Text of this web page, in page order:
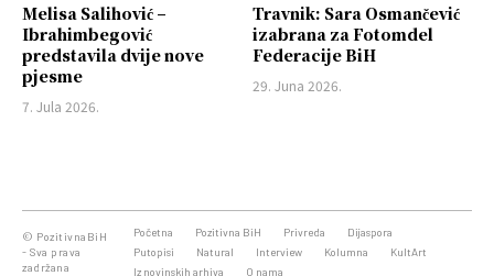
Melisa Salihović –
Ibrahimbegović
predstavila dvije nove
pjesme
7. Jula 2026.
Travnik: Sara Osmančević
izabrana za Fotomdel
Federacije BiH
29. Juna 2026.
© PozitivnaBiH
- Sva prava
zadržana
Početna Pozitivna BiH Privreda
Dijaspora
Putopisi
Natural Interview Kolumna
KultArt
Iz novinskih arhiva
O nama